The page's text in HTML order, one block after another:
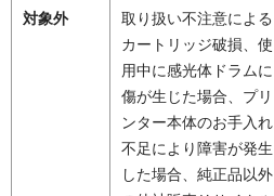
対象外
取り扱い不注意による
カートリッジ破損、使
用中に感光体ドラムに
傷が生じた場合、プリ
ンター本体のお手入れ
不足により障害が発生
した場合、純正品以外